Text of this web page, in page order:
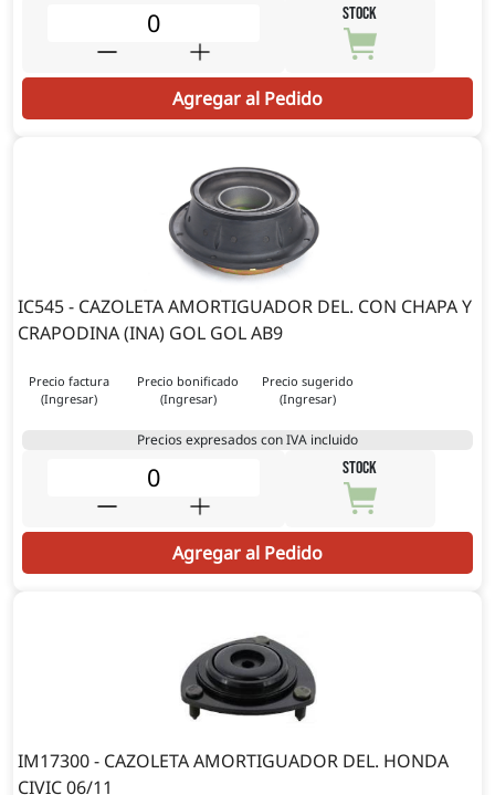
STOCK
Agregar al Pedido
IC545 - CAZOLETA AMORTIGUADOR DEL. CON CHAPA Y
CRAPODINA (INA) GOL GOL AB9
Precio factura
(Ingresar)
Precio bonificado
(Ingresar)
Precio sugerido
(Ingresar)
Precios expresados con IVA incluido
STOCK
Agregar al Pedido
IM17300 - CAZOLETA AMORTIGUADOR DEL. HONDA
CIVIC 06/11